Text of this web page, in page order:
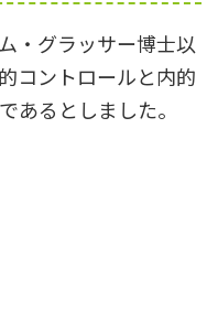
・グラッサー博士以
コントロールと内的
あるとしました。